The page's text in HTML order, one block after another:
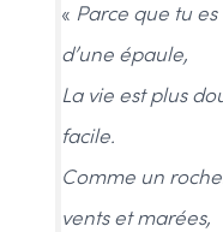
« Parce que tu
d’une épaule,
La vie est plus
facile.
Comme un
vents et marées,